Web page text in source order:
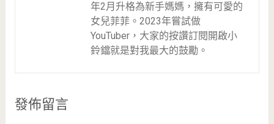
年2月升格為新手媽媽，擁有可愛的
女兒菲菲。2023年嘗試做
YouTuber，大家的按讚訂閱開啟小
鈴鐺就是對我最大的鼓勵。
發佈留言